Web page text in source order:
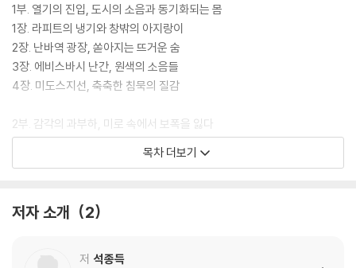
기존 여행서에 질린 사람: 맛집·코스·정보가 아닌, 진짜 ‘현장’을 원한다면
이 책이 맞다.
1부. 열기의 진입, 도시의 소음과 동기화되는 몸
1장. 라피트의 냉기와 창밖의 아지랑이
2장. 난바역 광장, 쏟아지는 뜨거운 숨
3장. 에비스바시 난간, 원색의 소음들
4장. 미도스지선, 축축한 침묵의 질감
2부. 감각의 과부하, 미로 속에서 보폭을 잃다
5장. 우메다 지하 미로, 하얀 함몰의 기억
6장. 구로몬 시장, 비린 수증기의 농도
9장. 나카자키초, 낮은 지붕의 그림자
목차 더보기
저자 소개 2
저 석종득